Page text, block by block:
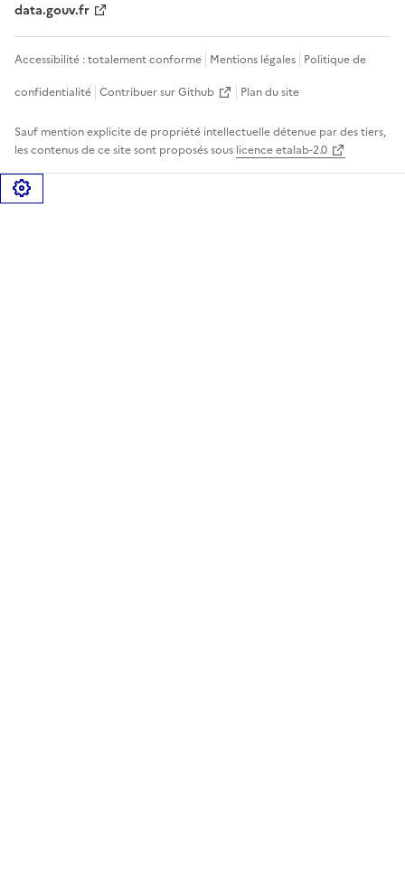
data.gouv.fr
Accessibilité : totalement conforme Mentions légales Politique de
confidentialité Contribuer sur Github Plan du site
Sauf mention explicite de propriété intellectuelle détenue par des tiers,
les contenus de ce site sont proposés sous licence etalab-2.0
Gérer les cookies